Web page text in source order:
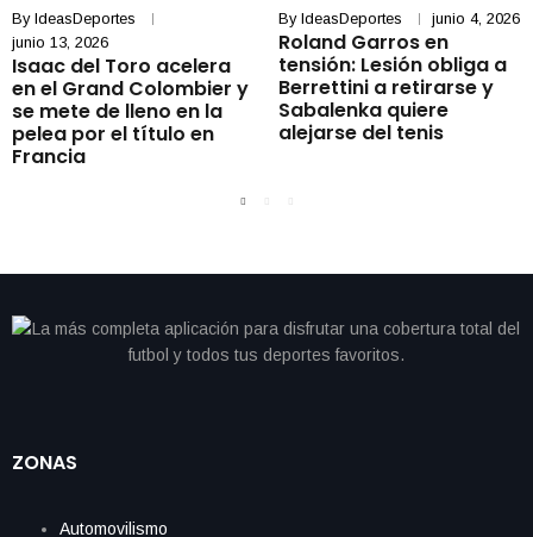
By IdeasDeportes
junio 13, 2026
Isaac del Toro acelera
en el Grand Colombier y
se mete de lleno en la
pelea por el título en
Francia
By IdeasDeportes junio 4, 2026
Roland Garros en
tensión: Lesión obliga a
Berrettini a retirarse y
Sabalenka quiere
alejarse del tenis
ZONAS
Automovilismo